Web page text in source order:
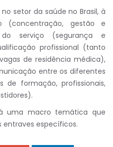
setor da saúde no Brasil, à
(concentração, gestão e
do serviço (segurança e
profissional (tanto
de residência médica),
entre os diferentes
de formação, profissionais,
uma macro temática que
específicos.